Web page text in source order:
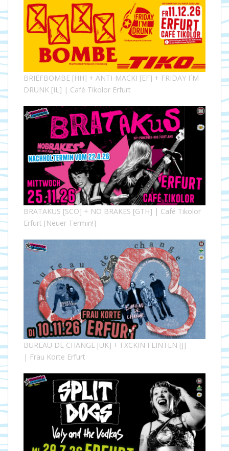
BRIEFBOMBE [HH] + ANTI-MACKI [EF] + FRIDAY I´M
DRUNK [IL] | Café Tikolor Erfurt
BRATAKUS [SCO] + NO BRAKES [GTH] | Café Tikolor
Erfurt [Neuer Termin!]
BUREAU DE CHANGE [UK] + FXCKIN FLINTEN [J]
| Frau Korte Erfurt